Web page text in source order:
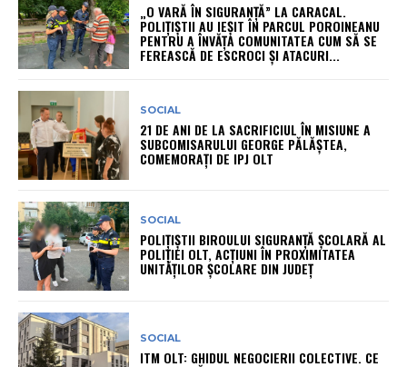
„O VARĂ ÎN SIGURANȚĂ” LA CARACAL.
POLIȚIȘTII AU IEȘIT ÎN PARCUL POROINEANU
PENTRU A ÎNVĂȚA COMUNITATEA CUM SĂ SE
FEREASCĂ DE ESCROCI ȘI ATACURI...
SOCIAL
21 DE ANI DE LA SACRIFICIUL ÎN MISIUNE A
SUBCOMISARULUI GEORGE PĂLĂȘTEA,
COMEMORAȚI DE IPJ OLT
SOCIAL
POLIȚIȘTII BIROULUI SIGURANȚĂ ȘCOLARĂ AL
POLIȚIEI OLT, ACȚIUNI ÎN PROXIMITATEA
UNITĂȚILOR ȘCOLARE DIN JUDEȚ
SOCIAL
ITM OLT: GHIDUL NEGOCIERII COLECTIVE. CE